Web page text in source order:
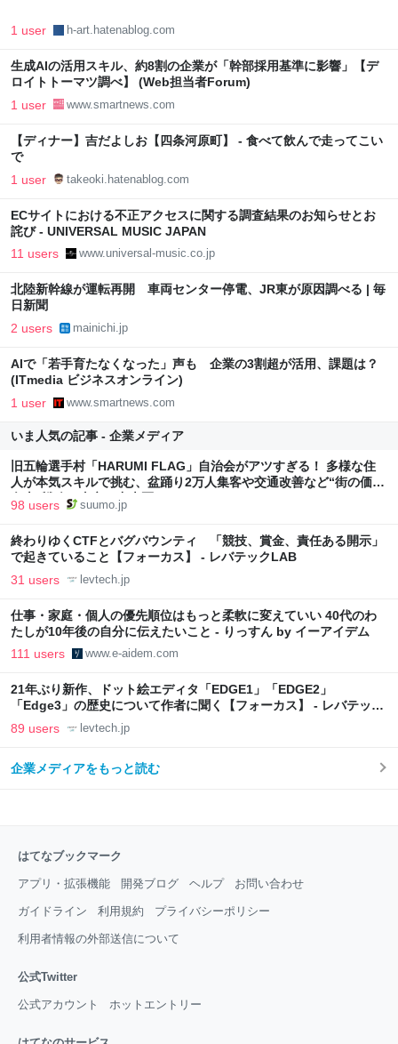
1 user h-art.hatenablog.com
生成AIの活用スキル、約8割の企業が「幹部採用基準に影響」【デ
ロイトトーマツ調べ】 (Web担当者Forum)
1 user www.smartnews.com
【ディナー】吉だよしお【四条河原町】 - 食べて飲んで走ってこい
で
1 user takeoki.hatenablog.com
ECサイトにおける不正アクセスに関する調査結果のお知らせとお
詫び - UNIVERSAL MUSIC JAPAN
11 users www.universal-music.co.jp
北陸新幹線が運転再開 車両センター停電、JR東が原因調べる | 毎
日新聞
2 users mainichi.jp
AIで「若手育たなくなった」声も 企業の3割超が活用、課題は？
(ITmedia ビジネスオンライン)
1 user www.smartnews.com
いま人気の記事 - 企業メディア
旧五輪選手村「HARUMI FLAG」自治会がアツすぎる！ 多様な住
人が本気スキルで挑む、盆踊り2万人集客や交通改善など“街の価値
向上”戦略 東京・中央区
98 users suumo.jp
終わりゆくCTFとバグバウンティ 「競技、賞金、責任ある開示」
で起きていること【フォーカス】 - レバテックLAB
31 users levtech.jp
仕事・家庭・個人の優先順位はもっと柔軟に変えていい 40代のわ
たしが10年後の自分に伝えたいこと - りっすん by イーアイデム
111 users www.e-aidem.com
21年ぶり新作、ドット絵エディタ「EDGE1」「EDGE2」
「Edge3」の歴史について作者に聞く【フォーカス】 - レバテック
LAB
89 users levtech.jp
企業メディアをもっと読む
はてなブックマーク
アプリ・拡張機能 開発ブログ ヘルプ お問い合わせ
ガイドライン 利用規約 プライバシーポリシー
利用者情報の外部送信について
公式Twitter
公式アカウント ホットエントリー